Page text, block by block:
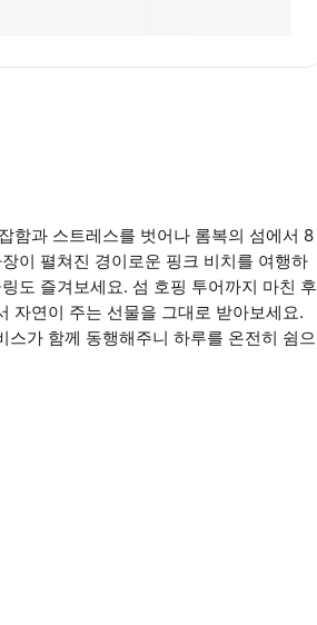
함과 스트레스를 벗어나 롬복의 섬에서 8
이 펼쳐진 경이로운 핑크 비치를 여행하
도 즐겨보세요. 섬 호핑 투어까지 마친 후
자연이 주는 선물을 그대로 받아보세요.
가 함께 동행해주니 하루를 온전히 쉼으